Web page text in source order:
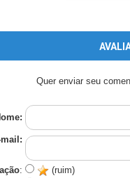
Quer enviar seu
:
(ruim)